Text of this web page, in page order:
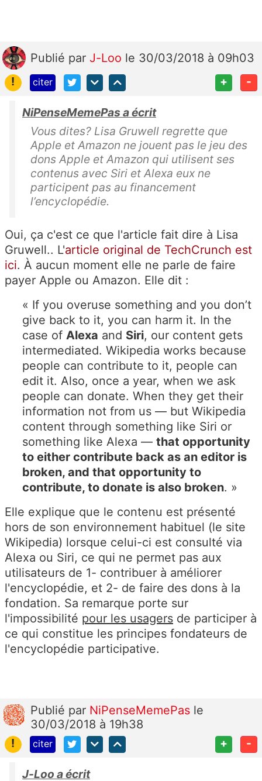
Publié par J-Loo le 30/03/2018 à 09h03
!
citer + -
NiPenseMemePas a écrit
Vous dites? Lisa Gruwell regrette que
Apple et Amazon ne jouent pas le jeu des
dons Apple et Amazon qui utilisent ses
contenus avec Siri et Alexa eux ne
participent pas au financement
l’encyclopédie.
Oui, ça c'est ce que l'article fait dire à Lisa
Gruwell.. L'article original de TechCrunch est
ici. À aucun moment elle ne parle de faire
payer Apple ou Amazon. Elle dit :
« If you overuse something and you don’t
give back to it, you can harm it. In the
case of Alexa and Siri, our content gets
intermediated. Wikipedia works because
people can contribute to it, people can
edit it. Also, once a year, when we ask
people can donate. When they get their
information not from us — but Wikipedia
content through something like Siri or
something like Alexa — that opportunity
to either contribute back as an editor is
broken, and that opportunity to
contribute, to donate is also broken. »
Elle explique que le contenu est présenté
hors de son environnement habituel (le site
Wikipedia) lorsque celui-ci est consulté via
Alexa ou Siri, ce qui ne permet pas aux
utilisateurs de 1- contribuer à améliorer
l'encyclopédie, et 2- de faire des dons à la
fondation. Sa remarque porte sur
l'impossibilité pour les usagers de participer à
ce qui constitue les principes fondateurs de
l'encyclopédie participative.
Publié par NiPenseMemePas le
30/03/2018 à 19h38
!
citer + -
J-Loo a écrit